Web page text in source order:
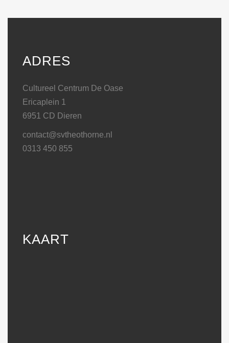
ADRES
Cultureel Centrum De Oase
Ericaplein 1
6951 CD Dieren
contact@svtheothorne.nl
0313 450 855
KAART